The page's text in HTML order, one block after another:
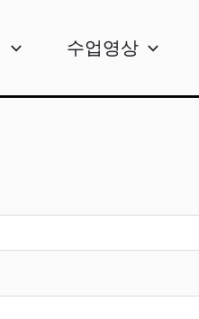
수업영상